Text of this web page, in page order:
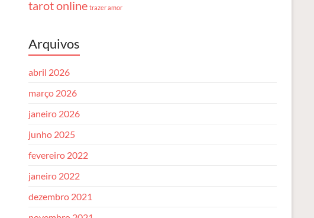
tarot online trazer amor
Arquivos
abril 2026
março 2026
janeiro 2026
junho 2025
fevereiro 2022
janeiro 2022
dezembro 2021